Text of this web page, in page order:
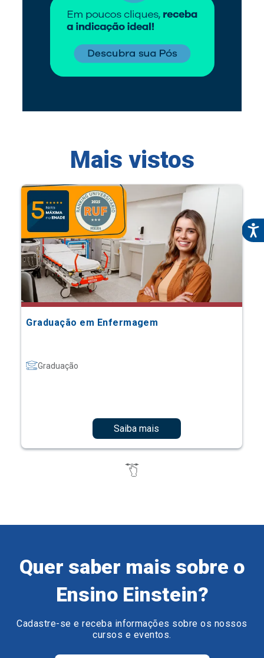
Mais vistos
Graduação em Enfermagem
Graduação
Saiba mais
Quer saber mais sobre o
Ensino Einstein?
Cadastre-se e receba informações sobre os nossos
cursos e eventos.